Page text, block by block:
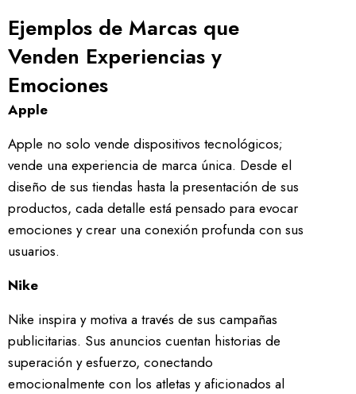
Ejemplos de Marcas que
Venden Experiencias y
Emociones
Apple
Apple no solo vende dispositivos tecnológicos;
vende una experiencia de marca única. Desde el
diseño de sus tiendas hasta la presentación de sus
productos, cada detalle está pensado para evocar
emociones y crear una conexión profunda con sus
usuarios.
Nike
Nike inspira y motiva a través de sus campañas
publicitarias. Sus anuncios cuentan historias de
superación y esfuerzo, conectando
emocionalmente con los atletas y aficionados al